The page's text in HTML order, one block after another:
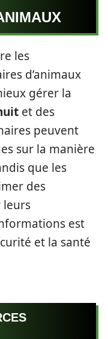
les
d’animaux
gérer la
et des
peuvent
sur la manière
que les
des
leurs
est
et la santé